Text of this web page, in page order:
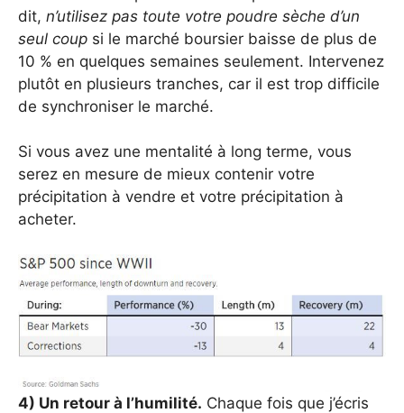
dit, n’utilisez pas toute votre poudre sèche d’un
seul coup si le marché boursier baisse de plus de
10 % en quelques semaines seulement. Intervenez
plutôt en plusieurs tranches, car il est trop difficile
de synchroniser le marché.
Si vous avez une mentalité à long terme, vous
serez en mesure de mieux contenir votre
précipitation à vendre et votre précipitation à
acheter.
4) Un retour à l’humilité. Chaque fois que j’écris